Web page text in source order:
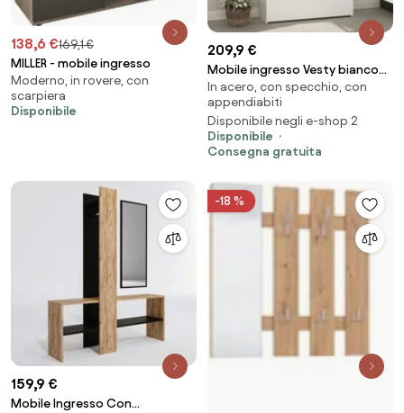
138,6 €169,1 €
MILLER - mobile ingresso
Moderno, in rovere, con
scarpiera
Disponibile
209,9 €
Mobile ingresso Vesty bianco
con scarpiera e specchio
In acero, con specchio, con
appendiabiti
Disponibile negli e-shop 2
Disponibile
Consegna gratuita
159,9 €
Mobile Ingresso Con
-18 %